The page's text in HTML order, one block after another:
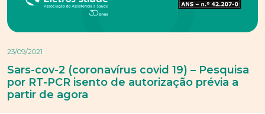
23/09/2021
Sars-cov-2 (coronavírus covid 19) – Pesquisa
por RT-PCR isento de autorização prévia a
partir de agora